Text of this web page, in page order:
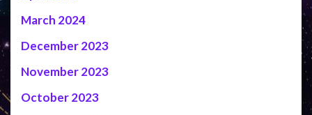
March 2024
December 2023
November 2023
October 2023